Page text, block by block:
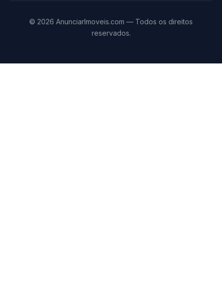
© 2026 AnunciarImoveis.com — Todos os direitos
reservados.